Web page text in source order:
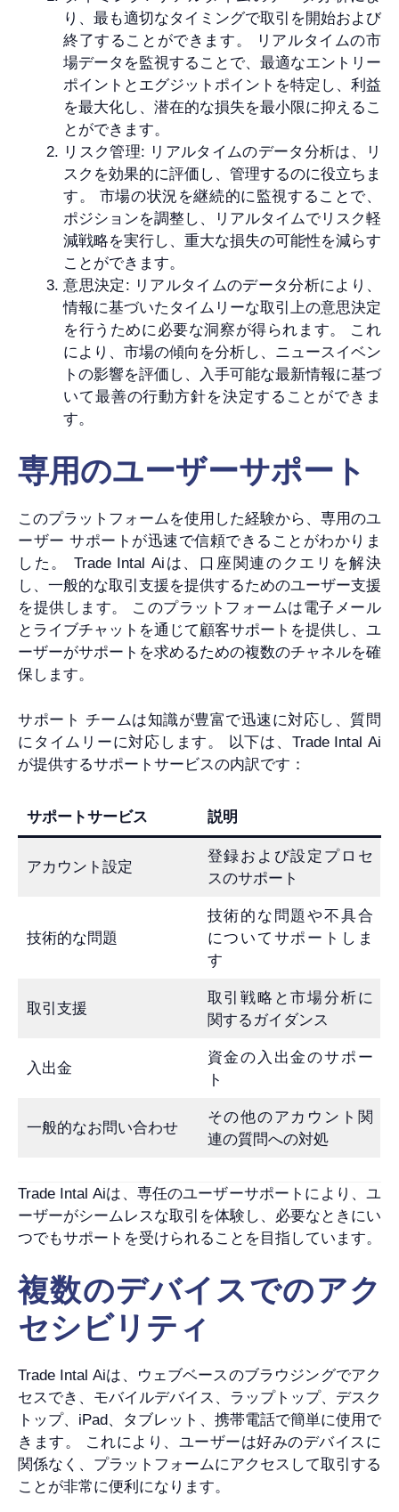
り、最も適切なタイミングで取引を開始および
終了することができます。 リアルタイムの市
場データを監視することで、最適なエントリー
ポイントとエグジットポイントを特定し、利益
を最大化し、潜在的な損失を最小限に抑えるこ
とができます。
リスク管理: リアルタイムのデータ分析は、リ
スクを効果的に評価し、管理するのに役立ちま
す。 市場の状況を継続的に監視することで、
ポジションを調整し、リアルタイムでリスク軽
減戦略を実行し、重大な損失の可能性を減らす
ことができます。
意思決定: リアルタイムのデータ分析により、
情報に基づいたタイムリーな取引上の意思決定
を行うために必要な洞察が得られます。 これ
により、市場の傾向を分析し、ニュースイベン
トの影響を評価し、入手可能な最新情報に基づ
いて最善の行動方針を決定することができま
す。
専用のユーザーサポート
このプラットフォームを使用した経験から、専用のユ
ーザー サポートが迅速で信頼できることがわかりま
した。 Trade Intal Aiは、口座関連のクエリを解決
し、一般的な取引支援を提供するためのユーザー支援
を提供します。 このプラットフォームは電子メール
とライブチャットを通じて顧客サポートを提供し、ユ
ーザーがサポートを求めるための複数のチャネルを確
保します。
サポート チームは知識が豊富で迅速に対応し、質問
にタイムリーに対応します。 以下は、Trade Intal Ai
が提供するサポートサービスの内訳です：
サポートサービス 説明
アカウント設定
登録および設定プロセ
スのサポート
技術的な問題
技術的な問題や不具合
についてサポートしま
す
取引支援
取引戦略と市場分析に
関するガイダンス
入出金
資金の入出金のサポー
ト
一般的なお問い合わせ
その他のアカウント関
連の質問への対処
Trade Intal Aiは、専任のユーザーサポートにより、ユ
ーザーがシームレスな取引を体験し、必要なときにい
つでもサポートを受けられることを目指しています。
複数のデバイスでのアク
セシビリティ
Trade Intal Aiは、ウェブベースのブラウジングでアク
セスでき、モバイルデバイス、ラップトップ、デスク
トップ、iPad、タブレット、携帯電話で簡単に使用で
きます。 これにより、ユーザーは好みのデバイスに
関係なく、プラットフォームにアクセスして取引する
ことが非常に便利になります。